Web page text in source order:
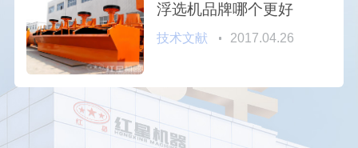
浮选机品牌哪个更好
技术文献 2017.04.26